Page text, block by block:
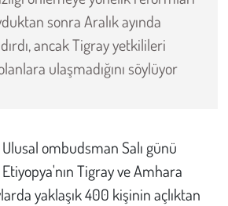
sonra Aralık ayında
ancak Tigray yetkilileri
ulaşmadığını söylüyor
ombudsman Salı günü
Etiyopya'nın Tigray ve Amhara
yaklaşık 400 kişinin açlıktan